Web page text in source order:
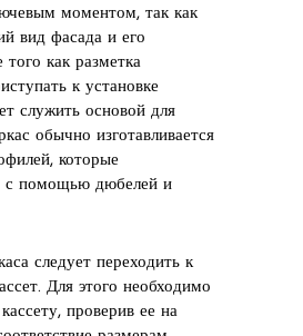
моментом, так как
вид фасада и его
того как разметка
к установке
служить основой для
обычно изготавливается
которые
с помощью дюбелей и
следует переходить к
Для этого необходимо
проверив ее на